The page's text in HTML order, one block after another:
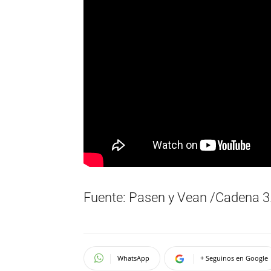
Fuente: Pasen y Vean /Cadena
WhatsApp + Seguinos en Google